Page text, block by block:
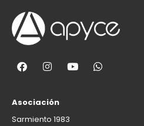
Asociación
Sarmiento 1983